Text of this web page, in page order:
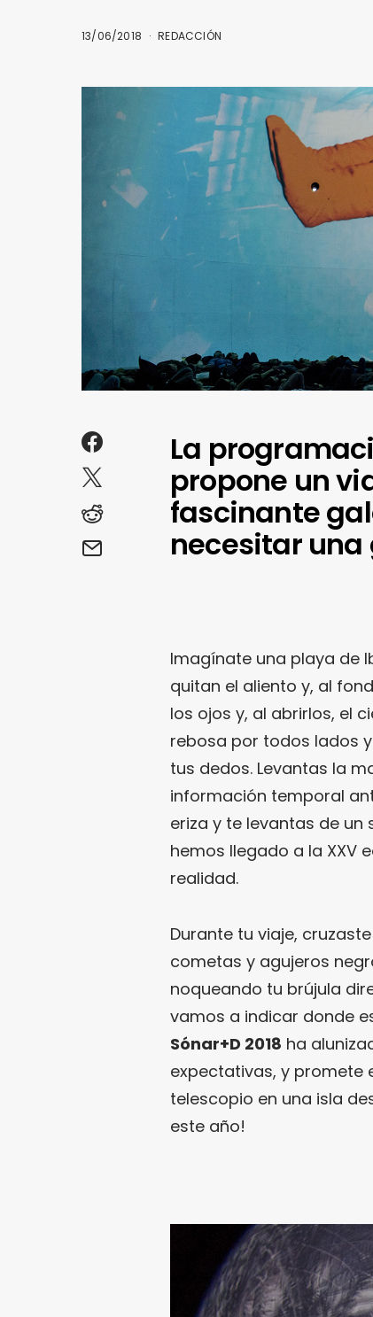
13/06/2018 REDACCIÓN
La
propone un
fascinante
necesitar una
Imagínate una playa de
quitan el aliento y, al
los ojos y, al abrirlos, el
rebosa por todos lados
tus dedos. Levantas la
información temporal
eriza y te levantas de
hemos llegado a la XXV
realidad.
Durante tu viaje,
cometas y agujeros
noqueando tu brújula
vamos a indicar donde
Sónar+D 2018 ha
expectativas, y promete
telescopio en una isla
este año!